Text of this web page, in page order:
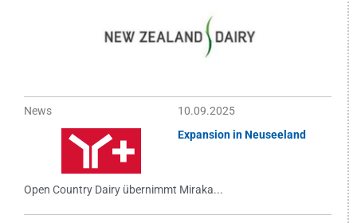
News
10.09.2025
Expansion in Neuseeland
Open Country Dairy übernimmt Miraka...